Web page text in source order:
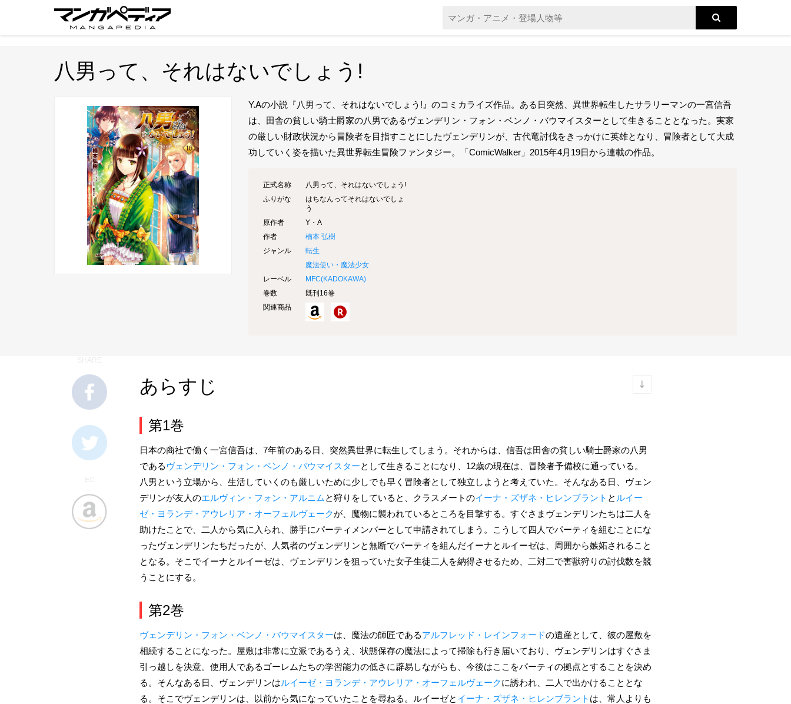
八男って、それはないでしょう!
Y.Aの小説『八男って、それはないでしょう!』のコミカライズ作品。ある日突然、異世界転生したサラリーマンの一宮信吾
は、田舎の貧しい騎士爵家の八男であるヴェンデリン・フォン・ベンノ・バウマイスターとして生きることとなった。実家
の厳しい財政状況から冒険者を目指すことにしたヴェンデリンが、古代竜討伐をきっかけに英雄となり、冒険者として大成
功していく姿を描いた異世界転生冒険ファンタジー。「ComicWalker」2015年4月19日から連載の作品。
正式名称
八男って、それはないでしょう!
ふりがな
はちなんってそれはないでしょ
う
原作者
Y・A
作者
楠本 弘樹
ジャンル
転生
魔法使い・魔法少女
レーベル
MFC(KADOKAWA)
巻数
既刊16巻
関連商品
あらすじ
第1巻
日本の商社で働く一宮信吾は、7年前のある日、突然異世界に転生してしまう。それからは、信吾は田舎の貧しい騎士爵家の八男
であるヴェンデリン・フォン・ベンノ・バウマイスターとして生きることになり、12歳の現在は、冒険者予備校に通っている。
八男という立場から、生活していくのも厳しいために少しでも早く冒険者として独立しようと考えていた。そんなある日、ヴェン
デリンが友人のエルヴィン・フォン・アルニム と狩りをしていると、クラスメートのイーナ・ズザネ・ヒレンブラント と ルイー
ゼ・ヨランデ・アウレリア・オーフェルヴェークが、魔物に襲われているところを目撃する。すぐさまヴェンデリンたちは二人を
助けたことで、二人から気に入られ、勝手にパーティメンバーとして申請されてしまう。こうして四人でパーティを組むことにな
ったヴェンデリンたちだったが、人気者のヴェンデリンと無断でパーティを組んだイーナとルイーゼは、周囲から嫉妬されること
となる。そこでイーナとルイーゼは、ヴェンデリンを狙っていた女子生徒二人を納得させるため、二対二で害獣狩りの討伐数を競
うことにする。
第2巻
ヴェンデリン・フォン・ベンノ・バウマイスターは、魔法の師匠であるアルフレッド・レインフォードの遺産として、彼の屋敷を
相続することになった。屋敷は非常に立派であるうえ、状態保存の魔法によって掃除も行き届いており、ヴェンデリンはすぐさま
引っ越しを決意。使用人であるゴーレムたちの学習能力の低さに辟易しながらも、今後はここをパーティの拠点とすることを決め
る。そんなある日、ヴェンデリンはルイーゼ・ヨランデ・アウレリア・オーフェルヴェークに誘われ、二人で出かけることとな
る。そこでヴェンデリンは、以前から気になっていたことを尋ねる。ルイーゼと イーナ・ズザネ・ヒレンブラント は、常人よりも